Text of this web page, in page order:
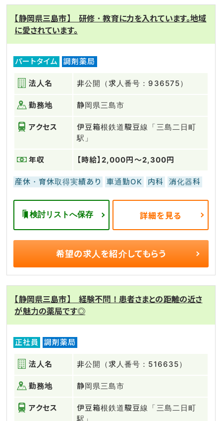
【静岡県三島市】 研修・教育に力を入れています。地域
に愛されています。
パートタイム 調剤薬局
法人名 非公開（求人番号：936575）
勤務地 静岡県三島市
アクセス
伊豆箱根鉄道駿豆線「三島二日町
駅」
年収 【時給】2,000円～2,300円
産休・育休取得実績あり 車通勤OK 内科 消化器科
検討リストへ保存 詳細を見る
希望の求人を紹介してもらう
【静岡県三島市】 経験不問！患者さまとの距離の近さ
が魅力の薬局です◎
正社員 調剤薬局
法人名 非公開（求人番号：516635）
勤務地 静岡県三島市
アクセス
伊豆箱根鉄道駿豆線「三島二日町
駅」